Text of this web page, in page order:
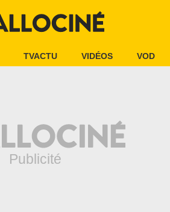
TVACTU VIDÉOS VOD